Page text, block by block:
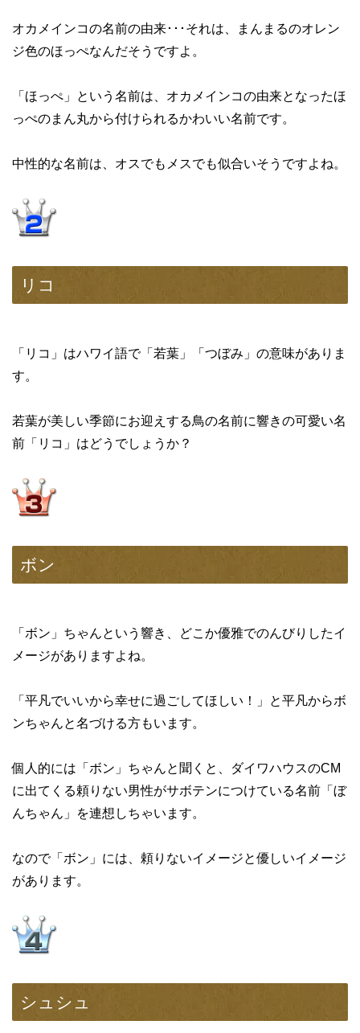
オカメインコの名前の由来･･･それは、まんまるのオレン
ジ色のほっぺなんだそうですよ。
「ほっぺ」という名前は、オカメインコの由来となったほ
っぺのまん丸から付けられるかわいい名前です。
中性的な名前は、オスでもメスでも似合いそうですよね。
リコ
「リコ」はハワイ語で「若葉」「つぼみ」の意味がありま
す。
若葉が美しい季節にお迎えする鳥の名前に響きの可愛い名
前「リコ」はどうでしょうか？
ボン
「ボン」ちゃんという響き、どこか優雅でのんびりしたイ
メージがありますよね。
「平凡でいいから幸せに過ごしてほしい！」と平凡からボ
ンちゃんと名づける方もいます。
個人的には「ボン」ちゃんと聞くと、ダイワハウスのCM
に出てくる頼りない男性がサボテンにつけている名前「ぼ
んちゃん」を連想しちゃいます。
なので「ボン」には、頼りないイメージと優しいイメージ
があります。
シュシュ